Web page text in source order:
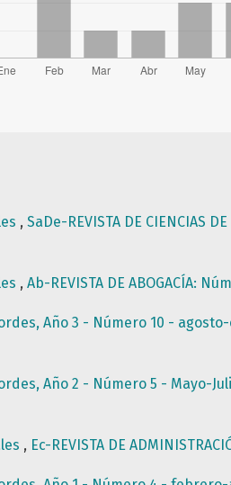
, SaDe-REVISTA DE CIENCIAS
, Ab-REVISTA DE ABOGACÍA:
Año 3 - Número 10 -
Año 2 - Número 5 - Mayo-
, Ec-REVISTA DE